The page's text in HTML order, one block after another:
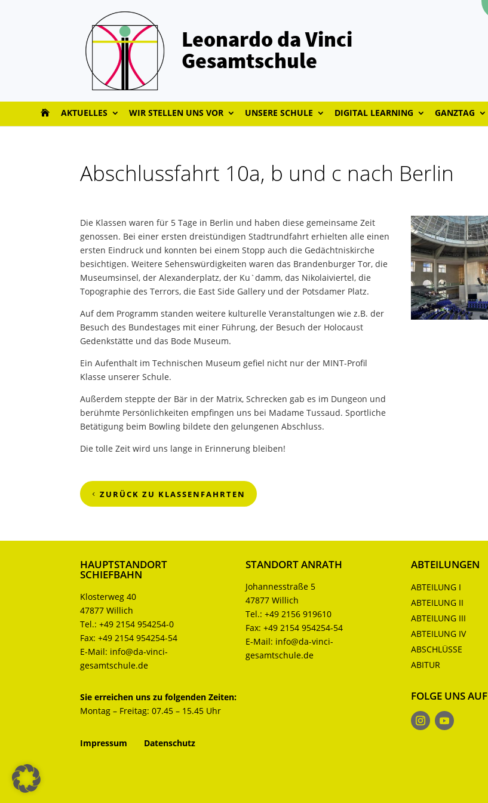
Leonardo da Vinci
Gesamtschule
AKTUELLES WIR STELLEN UNS VOR UNSERE SCHULE DIGITAL LEARNING GANZTAG
Abschlussfahrt 10a, b und c nach Berlin
Die Klassen waren für 5 Tage in Berlin und haben diese gemeinsame Zeit
genossen. Bei einer ersten dreistündigen Stadtrundfahrt erhielten alle einen
ersten Eindruck und konnten bei einem Stopp auch die Gedächtniskirche
besichtigen. Weitere Sehenswürdigkeiten waren das Brandenburger Tor, die
Museumsinsel, der Alexanderplatz, der Ku`damm, das Nikolaiviertel, die
Topographie des Terrors, die East Side Gallery und der Potsdamer Platz.
Auf dem Programm standen weitere kulturelle Veranstaltungen wie z.B. der
Besuch des Bundestages mit einer Führung, der Besuch der Holocaust
Gedenkstätte und das Bode Museum.
Ein Aufenthalt im Technischen Museum gefiel nicht nur der MINT-Profil
Klasse unserer Schule.
Außerdem steppte der Bär in der Matrix, Schrecken gab es im Dungeon und
berühmte Persönlichkeiten empfingen uns bei Madame Tussaud. Sportliche
Betätigung beim Bowling bildete den gelungenen Abschluss.
Die tolle Zeit wird uns lange in Erinnerung bleiben!
ZURÜCK ZU KLASSENFAHRTEN
HAUPTSTANDORT
SCHIEFBAHN
Klosterweg 40
47877 Willich
Tel.:+49 2154 954254-0
Fax:+49 2154 954254-54
E-Mail: info@da-vinci-
gesamtschule.de
STANDORT ANRATH
Johannesstraße 5
47877 Willich
Tel.:+49 2156 919610
Fax:+49 2154 954254-54
E-Mail: info@da-vinci-
gesamtschule.de
Sie erreichen uns zu folgenden Zeiten:
Montag – Freitag: 07.45 – 15.45 Uhr
Impressum Datenschutz
ABTEILUNGEN
ABTEILUNG I
ABTEILUNG II
ABTEILUNG III
ABTEILUNG IV
ABSCHLÜSSE
ABITUR
FOLGE UNS AUF